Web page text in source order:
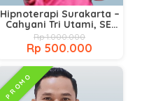
Hipnoterapi Surakarta –
Cahyani Tri Utami, SE,
Cht, CT GP, CM.NNLP
Rp 1.000.000
Rp 500.000
PROMO